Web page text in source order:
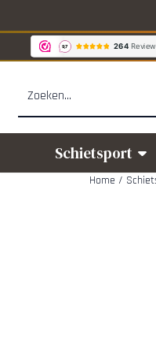
Cookievoorkeuren zijn
Schietsport
Home /